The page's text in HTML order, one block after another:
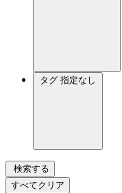
タグ 指定なし
検索する
すべてクリア